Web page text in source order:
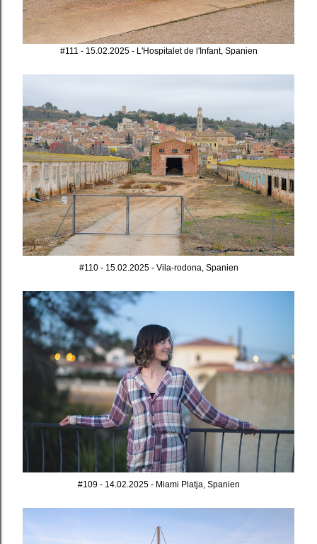
#111 - 15.02.2025 - L'Hospitalet de l'Infant, Spanien
#110 - 15.02.2025 - Vila-rodona, Spanien
#109 - 14.02.2025 - Miami Platja, Spanien